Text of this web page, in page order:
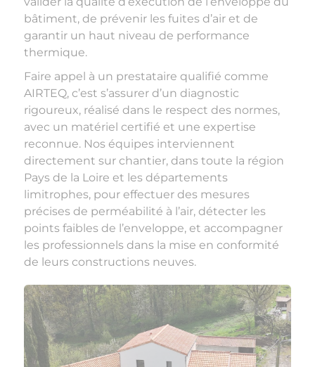
bâtiment, de prévenir les fuites d’air et de
garantir un haut niveau de performance
thermique.
Faire appel à un prestataire qualifié comme
AIRTEQ, c’est s’assurer d’un diagnostic
rigoureux, réalisé dans le respect des normes,
avec un matériel certifié et une expertise
reconnue. Nos équipes interviennent
directement sur chantier, dans toute la région
Pays de la Loire et les départements
limitrophes, pour effectuer des mesures
précises de perméabilité à l’air, détecter les
points faibles de l’enveloppe, et accompagner
les professionnels dans la mise en conformité
de leurs constructions neuves.